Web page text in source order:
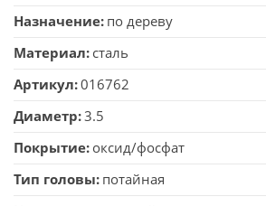
Назначение по дереву
Материал сталь
Артикул 016762
Диаметр 3.5
Покрытие оксид/фосфат
Тип головы потайная